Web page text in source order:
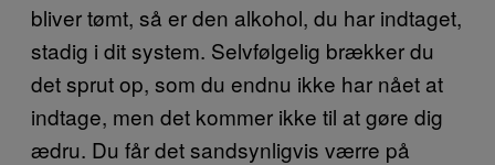
bliver tømt, så er den alkohol, du har indtaget,
stadig i dit system. Selvfølgelig brækker du
det sprut op, som du endnu ikke har nået at
indtage, men det kommer ikke til at gøre dig
ædru. Du får det sandsynligvis værre på